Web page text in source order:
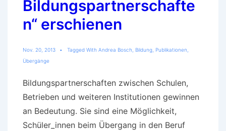
Bildungspartnerschafte
n“ erschienen
Nov. 20, 2013 Tagged With Andrea Bosch, Bildung, Publikationen,
Übergänge
Bildungspartnerschaften zwischen Schulen,
Betrieben und weiteren Institutionen gewinnen
an Bedeutung. Sie sind eine Möglichkeit,
Schüler_innen beim Übergang in den Beruf